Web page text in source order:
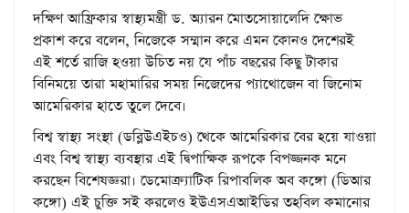
দক্ষিণ আফ্রিকার স্বাস্থ্যমন্ত্রী ড. অ্যারন মোতসোয়ালেদি ক্ষোভ
প্রকাশ করে বলেন, নিজেকে সম্মান করে এমন কোনও দেশেরই
এই শর্তে রাজি হওয়া উচিত নয় যে পাঁচ বছরের কিছু টাকার
বিনিময়ে তারা মহামারির সময় নিজেদের প্যাথোজেন বা জিনোম
আমেরিকার হাতে তুলে দেবে।
বিশ্ব স্বাস্থ্য সংস্থা (ডব্লিউএইচও) থেকে আমেরিকার বের হয়ে যাওয়া
এবং বিশ্ব স্বাস্থ্য ব্যবস্থার এই দ্বিপাক্ষিক রূপকে বিপজ্জনক মনে
করছেন বিশেষজ্ঞরা। ডেমোক্র্যাটিক রিপাবলিক অব কঙ্গো (ডিআর
কঙ্গো) এই চুক্তি সই করলেও ইউএসএআইডির তহবিল কমানোর